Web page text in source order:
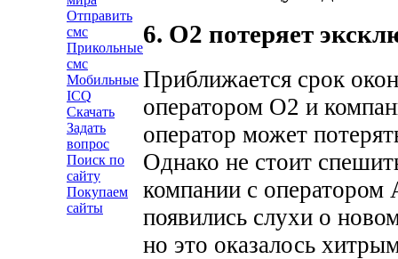
Отправить
смс
Прикольные
смс
Мобильные
ICQ
Скачать
Задать
вопрос
Поиск по
сайту
Покупаем
сайты
6. O2 потеряет
Приближается срок
оператором O2 и
оператор может
Однако не стоит
компании с оператором
появились слухи о
но это оказалось